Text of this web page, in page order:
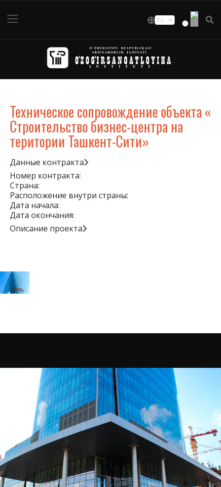
Техническое сопровождение объекта «
Строительство бизнес-центра на
територии Ташкент-Сити»
Данные контракта
Номер контракта:
Страна:
Расположение внутри страны:
Дата начала:
Дата окончания:
Описание проекта